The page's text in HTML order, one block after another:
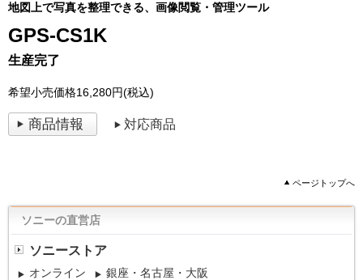
地図上で写真を整理できる、画像閲覧・管理ツール
GPS-CS1K
生産完了
希望小売価格16,280円(税込)
商品情報 対応商品
ページトップへ
ソニーの直営店
ソニーストア
オンライン 銀座・名古屋・大阪